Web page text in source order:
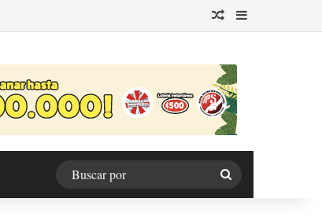
Publicación al azar
Barra lateral
Buscar
por